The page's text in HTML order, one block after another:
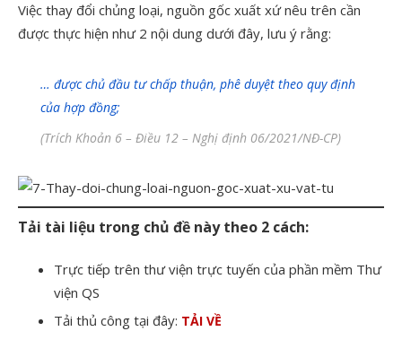
Việc thay đổi chủng loại, nguồn gốc xuất xứ nêu trên cần
được thực hiện như 2 nội dung dưới đây, lưu ý rằng:
… được chủ đầu tư chấp thuận, phê duyệt theo quy định
của hợp đồng;
(Trích Khoản 6 – Điều 12 – Nghị định 06/2021/NĐ-CP)
Tải tài liệu trong chủ đề này theo 2 cách:
Trực tiếp trên thư viện trực tuyến của phần mềm Thư
viện QS
Tải thủ công tại đây: TẢI VỀ